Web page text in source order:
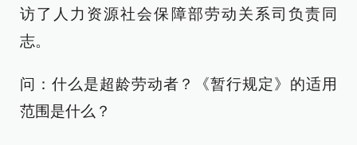
访了人力资源社会保障部劳动关系司负责同
志。
问：什么是超龄劳动者？《暂行规定》的适用
范围是什么？